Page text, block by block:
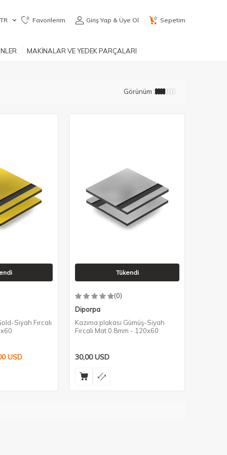
TR 0 Favorilerim Giriş Yap & Üye Ol 0 Sepetim
MAKİNALAR VE YEDEK PARÇALARI
Görünüm :
Siyah Fırcalı
USD
Tükendi
(0)
Diporpa
Kazıma plakası Gümüş-Siyah
Fırcalı Mat 0.8mm - 120x60
30,00USD